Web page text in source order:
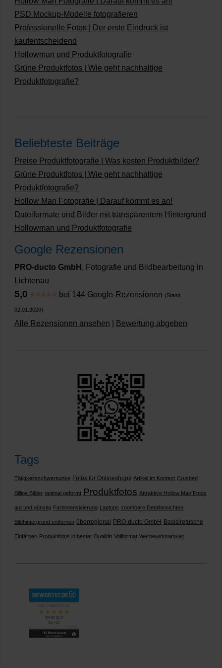
PSD Mockup-Modelle fotografieren
Professionelle Fotos | Der erste Eindruck ist
kaufentscheidend
Hollowman und Produktfotografie
Grüne Produktfotos | Wie geht nachhaltige
Produktfotografie?
Beliebteste Beiträge
Preise Produktfotografie | Was kosten Produktbilder?
Grüne Produktfotos | Wie geht nachhaltige
Produktfotografie?
Hollow Man Fotografie | Darauf kommt es an!
Dateiformate und Bilder mit transparentem Hintergrund
Hollowman und Produktfotografie
Google Rezensionen
PRO-ducto GmbH , Fotografie und Bildbearbeitung in
Lichtenau
5,0 ⭐⭐⭐⭐⭐ bei 144 Google-Rezensionen (Stand
02.01.2026)
Alle Rezensionen ansehen Bewertung abgeben
Tags
Tätigkeitsschwerpunke Fotos für Onlineshops Artikel im Kontext Crushed
Billige Bilder optimal geformt Produktfotos Attraktive Hollow Man Fotos
gut und günstig Farbintensivierung Laptops zoombare Detailansichten
Bildhintergrund entfernen überregional PRO-ducto GmbH Basisiretusche
Einfärben Produktfotos in bester Qualität Vollformat Werbewirksamkeit